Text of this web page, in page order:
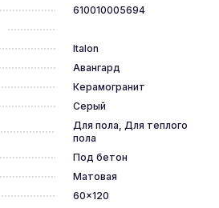
610010005694
Italon
Авангард
Керамогранит
Серый
Для пола, Для теплого
пола
Под бетон
Матовая
60x120